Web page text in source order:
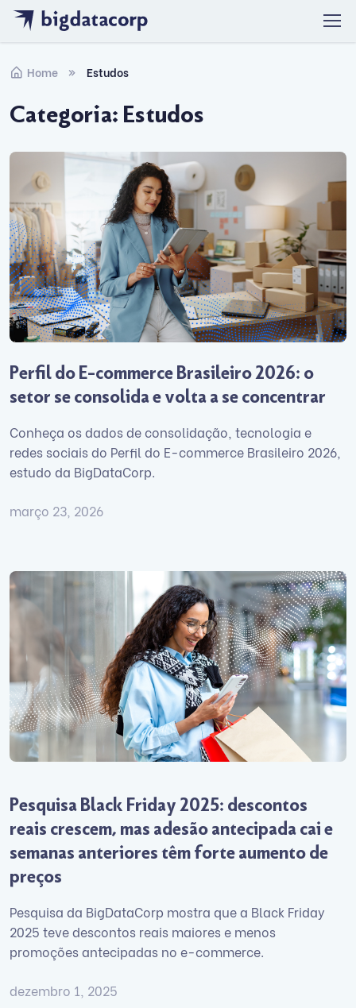
Skip to navigation
Skip to content
Home Estudos
Categoria: Estudos
Perfil do E-commerce Brasileiro 2026: o
setor se consolida e volta a se concentrar
Conheça os dados de consolidação, tecnologia e
redes sociais do Perfil do E-commerce Brasileiro 2026,
estudo da BigDataCorp.
março 23, 2026
Pesquisa Black Friday 2025: descontos
reais crescem, mas adesão antecipada cai e
semanas anteriores têm forte aumento de
preços
Pesquisa da BigDataCorp mostra que a Black Friday
2025 teve descontos reais maiores e menos
promoções antecipadas no e-commerce.
dezembro 1, 2025